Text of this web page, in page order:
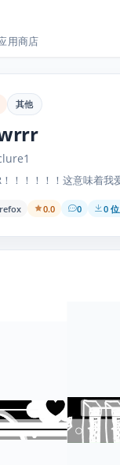
用商店
其他
！！！！！！这意味着我
0.0 0 0